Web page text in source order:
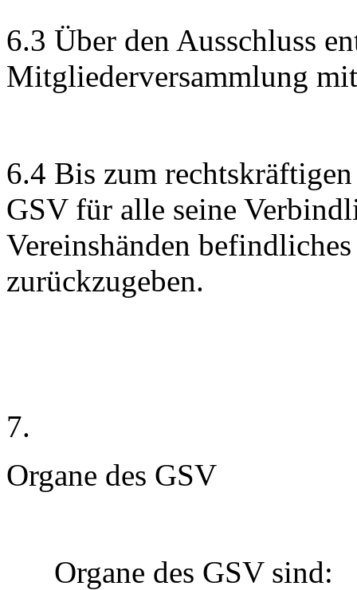
6.3 Über den Ausschluss
Mitgliederversammlung
6.4 Bis zum
GSV für alle seine
Vereinshänden
zurückzugeben.
7.
Organe des GSV
Organe des GSV sind: